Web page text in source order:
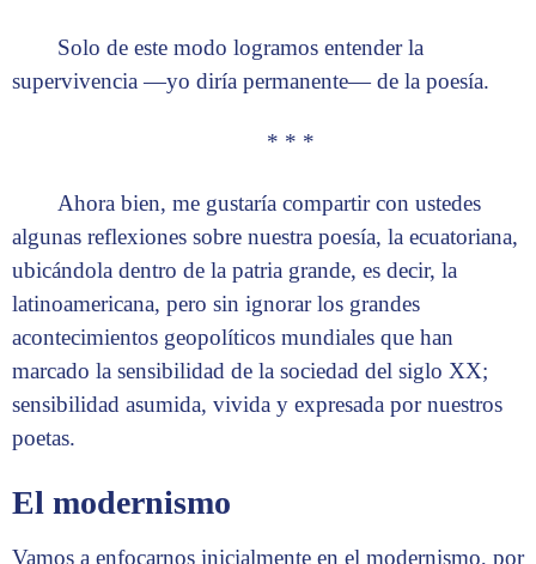
Solo de este modo logramos entender la
supervivencia —yo diría permanente— de la poesía.
* * *
Ahora bien, me gustaría compartir con ustedes
algunas reflexiones sobre nuestra poesía, la ecuatoriana,
ubicándola dentro de la patria grande, es decir, la
latinoamericana, pero sin ignorar los grandes
acontecimientos geopolíticos mundiales que han
marcado la sensibilidad de la sociedad del siglo XX;
sensibilidad asumida, vivida y expresada por nuestros
poetas.
El modernismo
Vamos a enfocarnos inicialmente en el modernismo, por